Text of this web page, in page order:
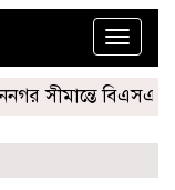
Toggle
সীমান্তে বিএসএফের ৩